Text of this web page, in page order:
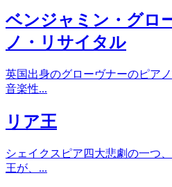
ベンジャミン・グ
ノ・リサイタル
英国出身のグローヴナーのピア
音楽性...
リア王
シェイクスピア四大悲劇の一つ
王が、...